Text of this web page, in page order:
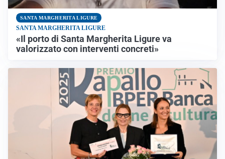
SANTA MARGHERITA LIGURE
SANTA MARGHERITA LIGURE
«Il porto di Santa Margherita Ligure va
valorizzato con interventi concreti»